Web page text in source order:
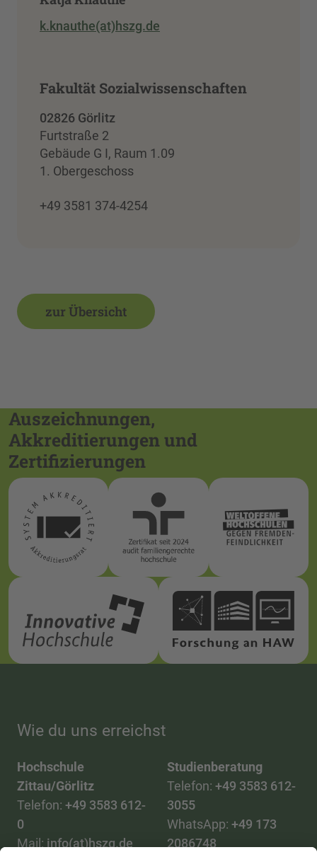
k.knauthe(at)hszg.de
Fakultät Sozialwissenschaften
02826 Görlitz
Furtstraße 2
Gebäude G I, Raum 1.09
1. Obergeschoss
+49 3581 374-4254
zur Übersicht
Auszeichnungen,
Akkreditierungen und
Zertifizierungen
Wie du uns erreichst
Hochschule
Zittau/Görlitz
Telefon: +49 3583 612-
0
Mail:info(at)hszg.de
Studienberatung
Telefon: +49 3583 612-
3055
WhatsApp: +49 173
2086748